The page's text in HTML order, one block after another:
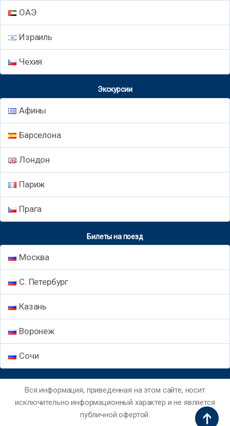
ОАЭ
Израиль
Чехия
Экскурсии
Афины
Барселона
Лондон
Париж
Прага
Билеты на поезд
Москва
С. Петербург
Казань
Воронеж
Сочи
Вся информация, приведенная на этом сайте, носит
исключительно информационный характер и не является
публичной офертой.